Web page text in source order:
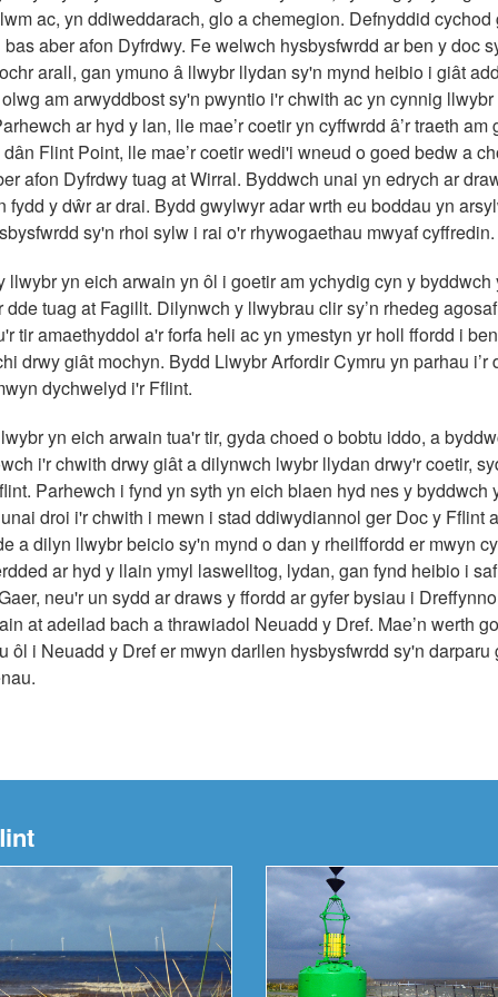
ac, yn ddiweddarach, glo a chemegion. Defnyddid
aber afon Dyfrdwy. Fe welwch hysbysfwrdd ar ben y doc
arall, gan ymuno â llwybr llydan sy'n mynd heibio i giât
am arwyddbost sy'n pwyntio i'r chwith ac yn cynnig
ar hyd y lan, lle mae’r coetir yn cyffwrdd â’r traeth
Flint Point, lle mae’r coetir wedi'i wneud o goed bedw a
afon Dyfrdwy tuag at Wirral. Byddwch unai yn edrych ar
fydd y dŵr ar drai. Bydd gwylwyr adar wrth eu boddau yn
sy'n rhoi sylw i rai o'r rhywogaethau mwyaf cyffredin.
llwybr yn eich arwain yn ôl i goetir am ychydig cyn y
dde tuag at Fagillt. Dilynwch y llwybrau clir sy’n rhedeg
tir amaethyddol a'r forfa heli ac yn ymestyn yr holl ffordd i
drwy giât mochyn. Bydd Llwybr Arfordir Cymru yn parhau
dychwelyd i'r Fflint.
yn eich arwain tua'r tir, gyda choed o bobtu iddo, a
i'r chwith drwy giât a dilynwch lwybr llydan drwy'r coetir,
Parhewch i fynd yn syth yn eich blaen hyd nes y
droi i'r chwith i mewn i stad ddiwydiannol ger Doc y Fflint
a dilyn llwybr beicio sy'n mynd o dan y rheilffordd er mwyn
ar hyd y llain ymyl laswelltog, lydan, gan fynd heibio i
neu'r un sydd ar draws y ffordd ar gyfer bysiau i
at adeilad bach a thrawiadol Neuadd y Dref. Mae’n werth
ôl i Neuadd y Dref er mwyn darllen hysbysfwrdd sy'n